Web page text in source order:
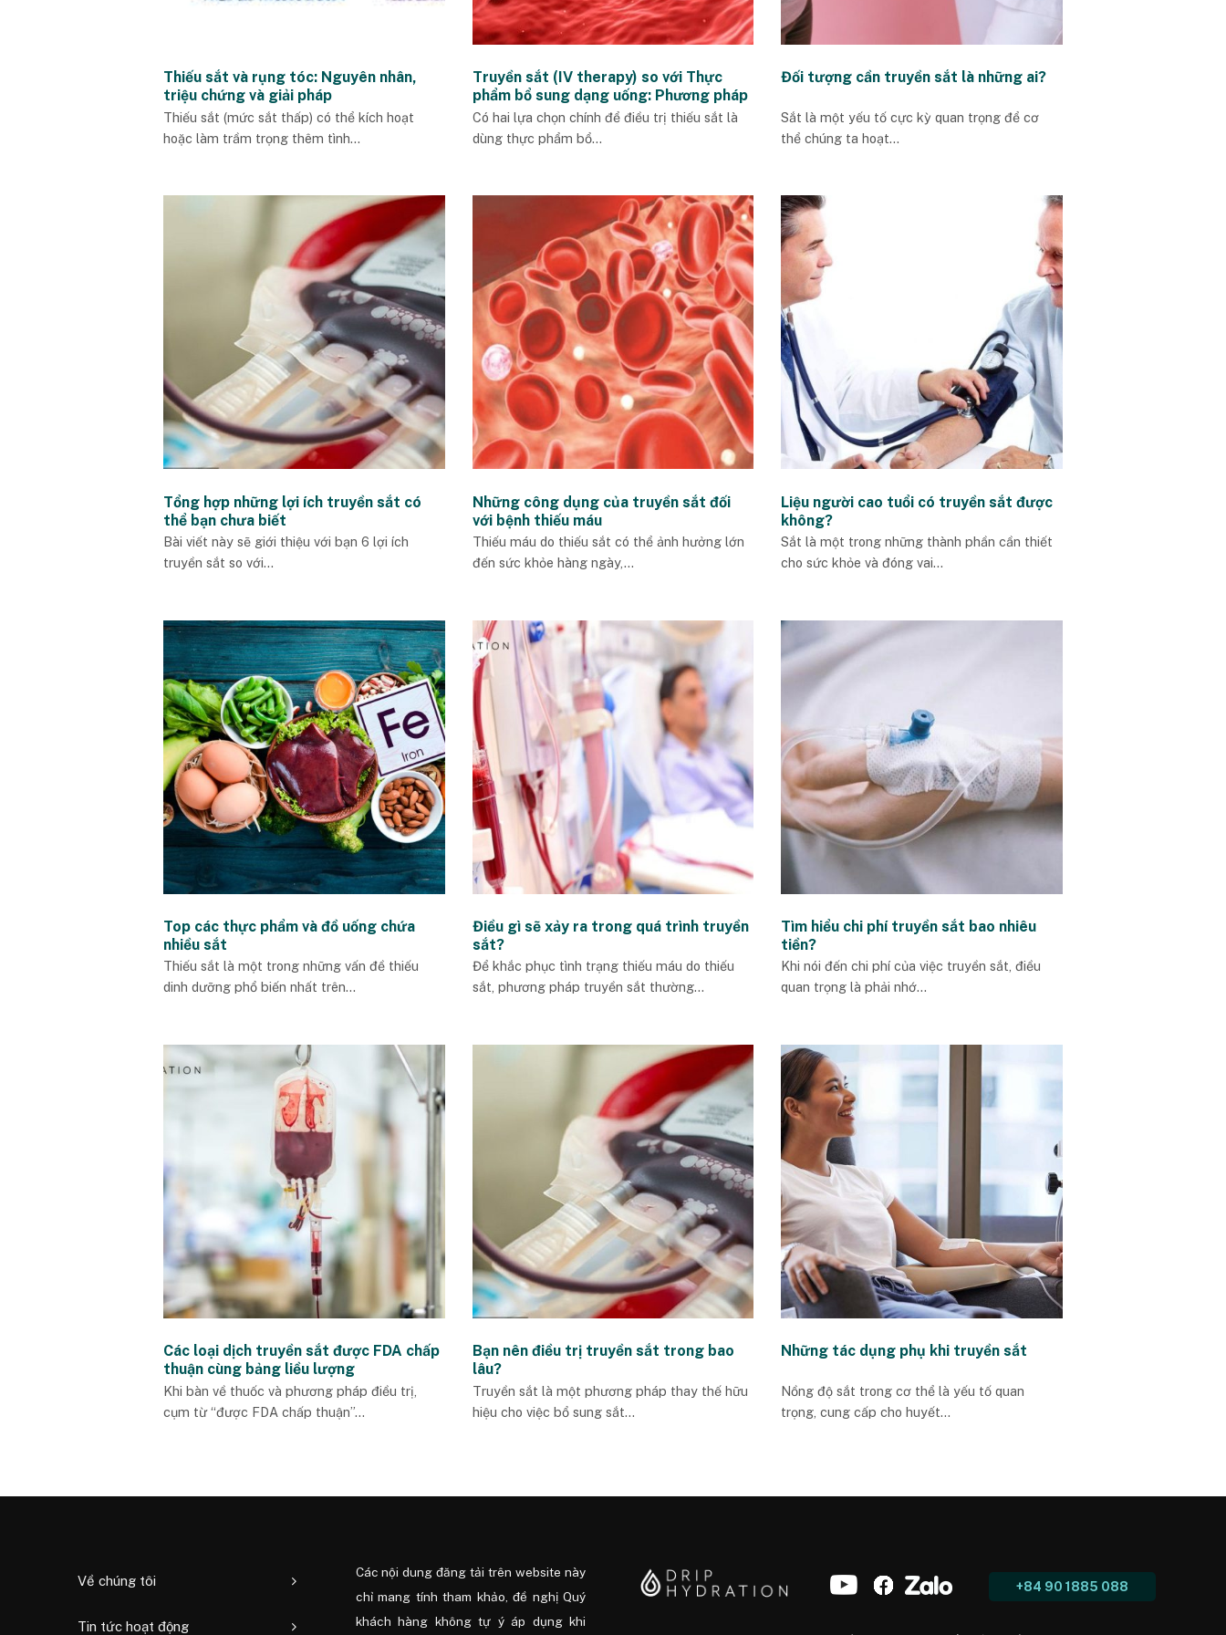
Thiếu sắt và rụng tóc: Nguyên nhân,
triệu chứng và giải pháp
Thiếu sắt (mức sắt thấp) có thể kích hoạt
hoặc làm trầm trọng thêm tình...
Truyền sắt (IV therapy) so với Thực
phẩm bổ sung dạng uống: Phương pháp
nào hiệu quả hơn?
Có hai lựa chọn chính để điều trị thiếu sắt là
dùng thực phẩm bổ...
Đối tượng cần truyền sắt là những ai?
Sắt là một yếu tố cực kỳ quan trọng để cơ
thể chúng ta hoạt...
Tổng hợp những lợi ích truyền sắt có
thể bạn chưa biết
Bài viết này sẽ giới thiệu với bạn 6 lợi ích
truyền sắt so với...
Những công dụng của truyền sắt đối
với bệnh thiếu máu
Thiếu máu do thiếu sắt có thể ảnh hưởng lớn
đến sức khỏe hàng ngày,...
Liệu người cao tuổi có truyền sắt được
không?
Sắt là một trong những thành phần cần thiết
cho sức khỏe và đóng vai...
Top các thực phẩm và đồ uống chứa
nhiều sắt
Thiếu sắt là một trong những vấn đề thiếu
dinh dưỡng phổ biến nhất trên...
Điều gì sẽ xảy ra trong quá trình truyền
sắt?
Để khắc phục tình trạng thiếu máu do thiếu
sắt, phương pháp truyền sắt thường...
Tìm hiểu chi phí truyền sắt bao nhiêu
tiền?
Khi nói đến chi phí của việc truyền sắt, điều
quan trọng là phải nhớ...
Các loại dịch truyền sắt được FDA chấp
thuận cùng bảng liều lượng
Khi bàn về thuốc và phương pháp điều trị,
cụm từ “được FDA chấp thuận”...
Bạn nên điều trị truyền sắt trong bao
lâu?
Truyền sắt là một phương pháp thay thế hữu
hiệu cho việc bổ sung sắt...
Những tác dụng phụ khi truyền sắt
Nồng độ sắt trong cơ thể là yếu tố quan
trọng, cung cấp cho huyết...
Về chúng tôi
Tin tức hoạt động
Các nội dung đăng tải trên website này
chỉ mang tính tham khảo, đề nghị Quý
khách hàng không tự ý áp dụng khi
+84 90 1885 088